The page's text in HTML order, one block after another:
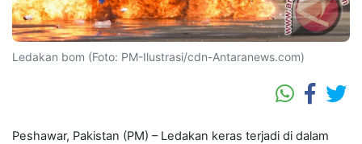
Ledakan bom (Foto: PM-Ilustrasi/cdn-Antaranews.com)
Peshawar, Pakistan (PM) – Ledakan keras terjadi di dalam